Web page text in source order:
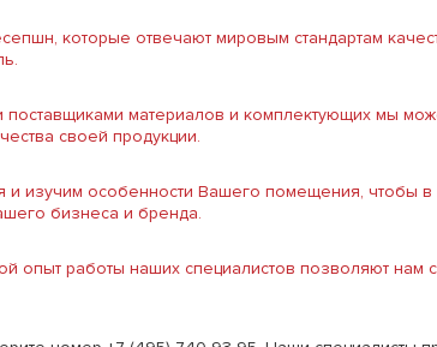
которые отвечают мировым стандартам
поставщиками материалов и комплектующих мы
своей продукции.
изучим особенности Вашего помещения, чтобы в
бизнеса и бренда.
работы наших специалистов позволяют нам